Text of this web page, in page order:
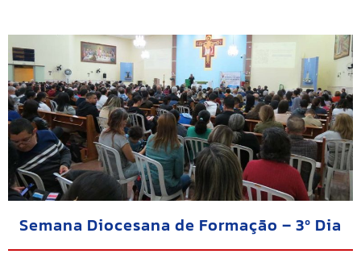
Semana Diocesana de Formação – 3º Dia